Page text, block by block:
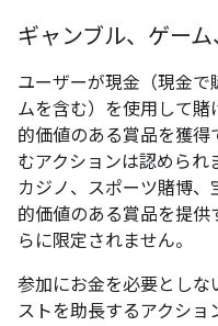
ギャンブル、ゲー
ユーザーが現金（現金で
ムを含む）を使用して
的価値のある賞品を獲
むアクションは認められ
カジノ、スポーツ賭博
的価値のある賞品を提
らに限定されません。
参加にお金を必要としな
ストを助長するアクシ